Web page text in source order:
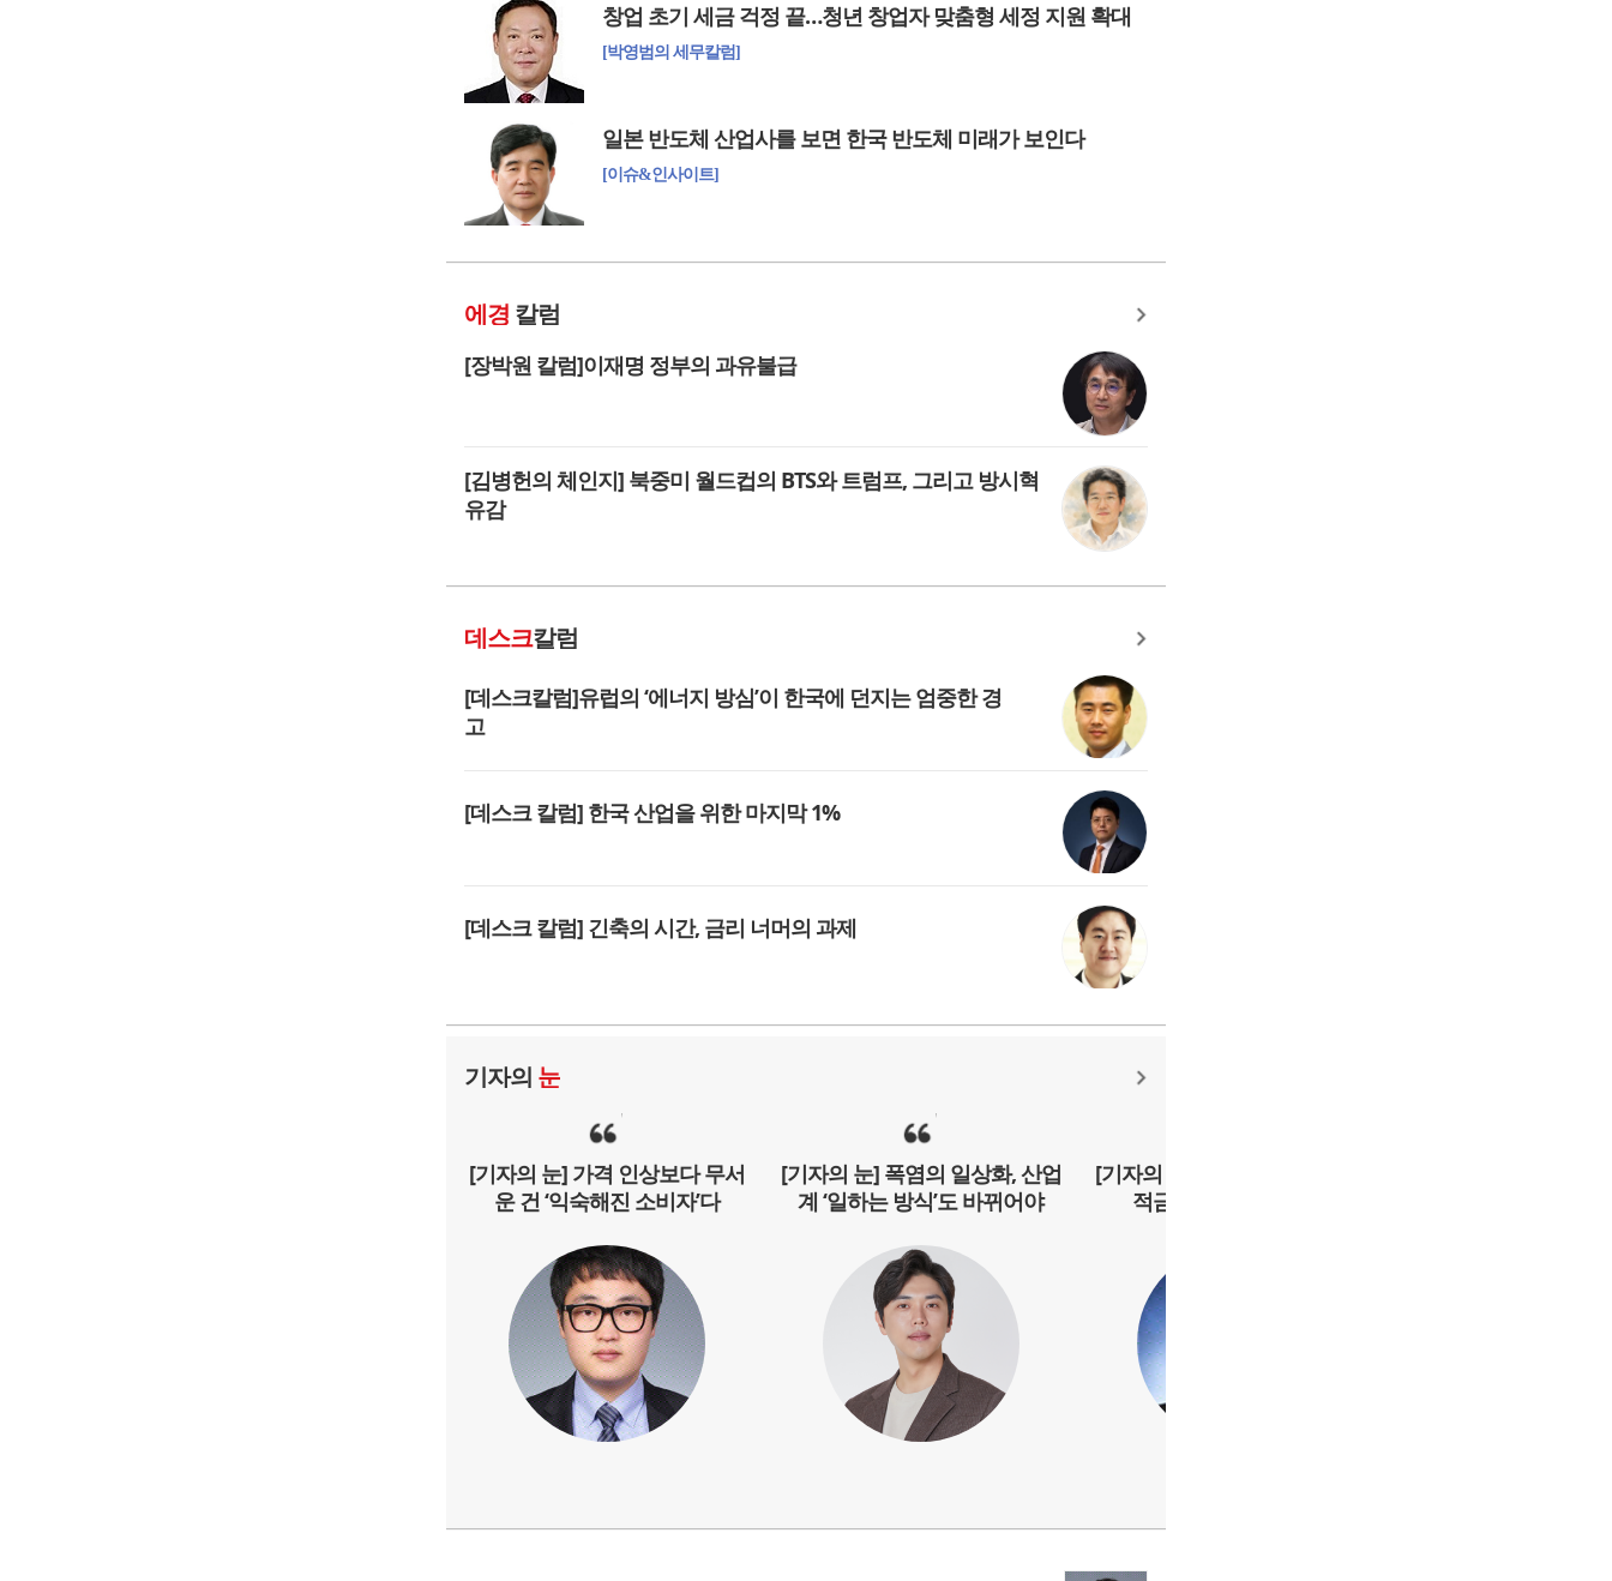
창업 초기 세금 걱정 끝…청년 창업자 맞춤형 세정 지원 확대
[박영범의 세무칼럼]
일본 반도체 산업사를 보면 한국 반도체 미래가 보인다
[이슈&인사이트]
에경 칼럼
[장박원 칼럼]이재명 정부의 과유불급
[김병헌의 체인지] 북중미 월드컵의 BTS와 트럼프, 그리고 방시혁
유감
데스크칼럼
[데스크칼럼]유럽의 ‘에너지 방심’이 한국에 던지는 엄중한 경
고
[데스크 칼럼] 한국 산업을 위한 마지막 1%
[데스크 칼럼] 긴축의 시간, 금리 너머의 과제
기자의 눈
[기자의 눈] 가격 인상보다 무서
운 건 ‘익숙해진 소비자’다
[기자의 눈] 폭염의 일상화, 산업
계 ‘일하는 방식’도 바뀌어야
[기자의 눈] 대기업만 웃은 ‘생산
적금융’, 의미 되새길 때